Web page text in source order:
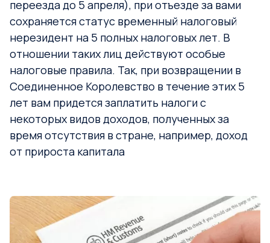
переезда до 5 апреля), при отъезде за вами
сохраняется статус временный налоговый
нерезидент на 5 полных налоговых лет. В
отношении таких лиц действуют особые
налоговые правила. Так, при возвращении в
Соединенное Королевство в течение этих 5
лет вам придется заплатить налоги с
некоторых видов доходов, полученных за
время отсутствия в стране, например, доход
от прироста капитала